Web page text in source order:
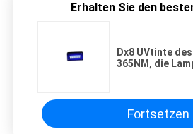
Erhalten Sie den
Dx8 UVtinte
365NM, die
Fortsetzen